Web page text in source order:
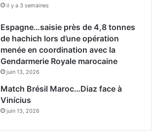
il y a 3 semaines
Espagne…saisie près de 4,8 tonnes
de hachich lors d’une opération
menée en coordination avec la
Gendarmerie Royale marocaine
juin 13, 2026
Match Brésil Maroc…Diaz face à
Vinícius
juin 13, 2026